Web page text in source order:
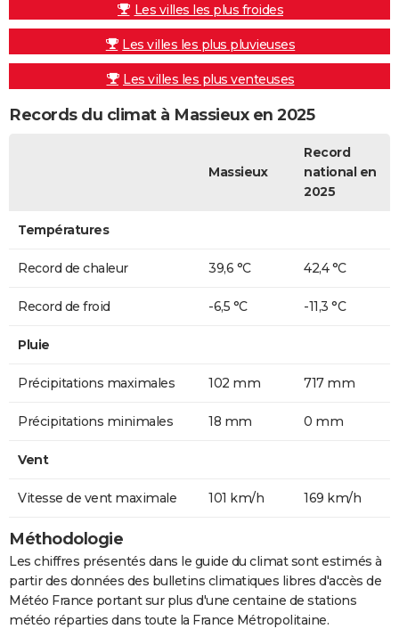
Les villes les plus froides
Les villes les plus pluvieuses
Les villes les plus venteuses
Records du climat à Massieux en 2025
Massieux
Record
national en
2025
Températures
Record de chaleur 39,6 °C 42,4 °C
Record de froid -6,5 °C -11,3 °C
Pluie
Précipitations maximales 102 mm 717 mm
Précipitations minimales 18 mm 0 mm
Vent
Vitesse de vent maximale 101 km/h 169 km/h
Méthodologie
Les chiffres présentés dans le guide du climat sont estimés à
partir des données des bulletins climatiques libres d'accès de
Météo France portant sur plus d'une centaine de stations
météo réparties dans toute la France Métropolitaine.